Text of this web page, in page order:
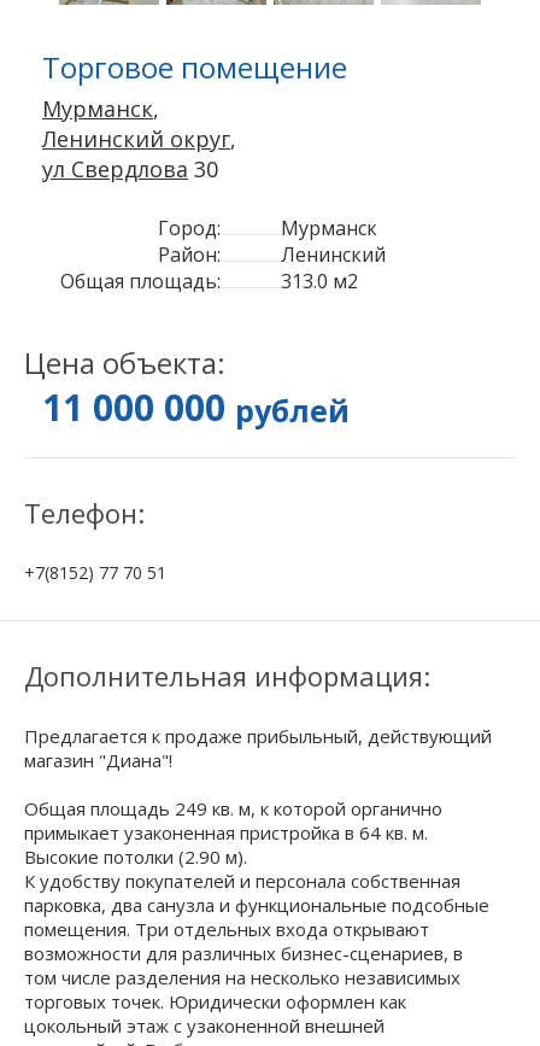
Торговое помещение
Мурманск,
Ленинский округ,
ул Свердлова 30
Город:
Мурманск
Район:
Ленинский
Общая площадь:
313.0 м2
Цена объекта:
11 000 000 рублей
Телефон:
+7(8152) 77 70 51
Дополнительная информация:
Предлагается к продаже прибыльный, действующий
магазин "Диана"!
Общая площадь 249 кв. м, к которой органично
примыкает узаконенная пристройка в 64 кв. м.
Высокие потолки (2.90 м).
К удобству покупателей и персонала собственная
парковка, два санузла и функциональные подсобные
помещения. Три отдельных входа открывают
возможности для различных бизнес-сценариев, в
том числе разделения на несколько независимых
торговых точек. Юридически оформлен как
цокольный этаж с узаконенной внешней